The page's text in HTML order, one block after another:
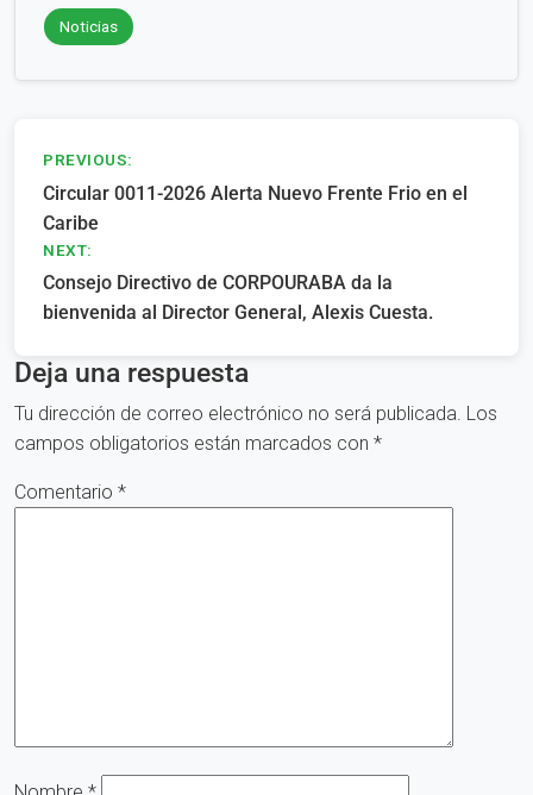
Noticias
Navegación
de
entradas
PREVIOUS:
Circular 0011-2026 Alerta Nuevo Frente Frio en el
Caribe
NEXT:
Consejo Directivo de CORPOURABA da la
bienvenida al Director General, Alexis Cuesta.
Deja una respuesta
Tu dirección de correo electrónico no será publicada. Los
campos obligatorios están marcados con *
Comentario *